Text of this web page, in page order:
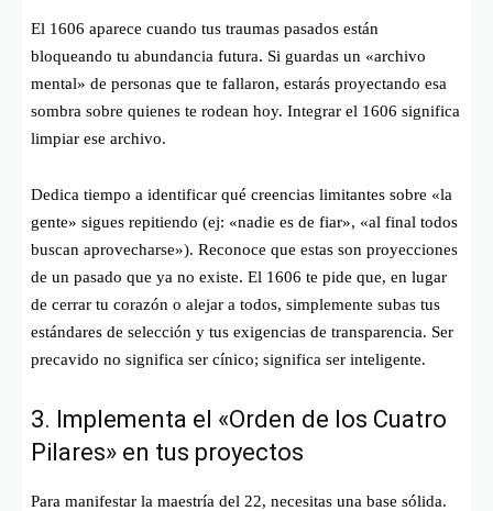
El 1606 aparece cuando tus traumas pasados están
bloqueando tu abundancia futura. Si guardas un «archivo
mental» de personas que te fallaron, estarás proyectando esa
sombra sobre quienes te rodean hoy. Integrar el 1606 significa
limpiar ese archivo.
Dedica tiempo a identificar qué creencias limitantes sobre «la
gente» sigues repitiendo (ej: «nadie es de fiar», «al final todos
buscan aprovecharse»). Reconoce que estas son proyecciones
de un pasado que ya no existe. El 1606 te pide que, en lugar
de cerrar tu corazón o alejar a todos, simplemente subas tus
estándares de selección y tus exigencias de transparencia. Ser
precavido no significa ser cínico; significa ser inteligente.
3. Implementa el «Orden de los Cuatro
Pilares» en tus proyectos
Para manifestar la maestría del 22, necesitas una base sólida.